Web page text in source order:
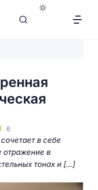
6
в себе
отражение в
тонах и […]